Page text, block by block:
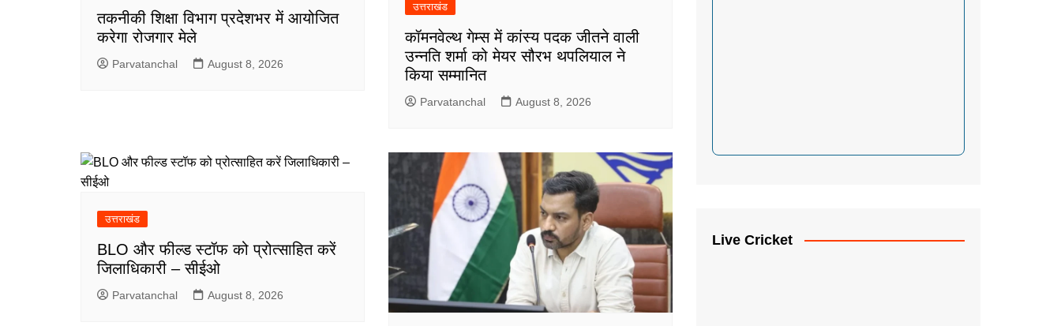
तकनीकी शिक्षा विभाग प्रदेशभर में आयोजित
करेगा रोजगार मेले
Parvatanchal August 8, 2026
उत्तराखंड
कॉमनवेल्थ गेम्स में कांस्य पदक जीतने वाली
उन्नति शर्मा को मेयर सौरभ थपलियाल ने
किया सम्मानित
Parvatanchal August 8, 2026
उत्तराखंड
BLO और फील्ड स्टॉफ को प्रोत्साहित करें
जिलाधिकारी – सीईओ
Parvatanchal August 8, 2026
Live Cricket